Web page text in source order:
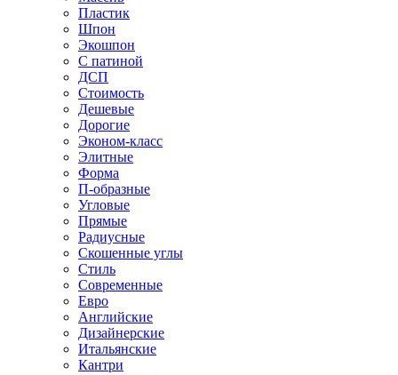
Пластик
Шпон
Экошпон
С патиной
ДСП
Стоимость
Дешевые
Дорогие
Эконом-класс
Элитные
Форма
П-образные
Угловые
Прямые
Радиусные
Скошенные углы
Стиль
Современные
Евро
Английские
Дизайнерские
Итальянские
Кантри